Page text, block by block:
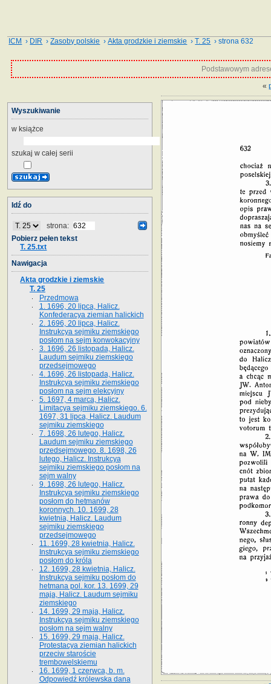
ICM › DIR ›Zasoby polskie ›Akta grodzkie i ziemskie ›T. 25 › strona 632
Podstawowym
«
Wyszukiwanie
w książce
szukaj w całej serii
Idź do
strona:
Pobierz pełen tekst
T. 25.txt
Nawigacja
Akta grodzkie i ziemskie
T. 25
Przedmowa
1. 1696, 20 lipca, Halicz.
Konfederacya ziemian halickich
2. 1696, 20 lipca, Halicz.
Instrukcya sejmiku ziemskiego
posłom na sejm konwokacyjny
3. 1696, 26 listopada, Halicz.
Laudum sejmiku ziemskiego
przedsejmowego
4. 1696, 26 listopada, Halicz.
Instrukcya sejmiku ziemskiego
posłom na sejm elekcyjny
5. 1697, 4 marca, Halicz.
Limitacya sejmiku ziemskiego. 6.
1697, 31 lipca, Halicz. Laudum
sejmiku ziemskiego
7. 1698, 26 lutego, Halicz.
Laudum sejmiku ziemskiego
przedsejmowego. 8. 1698, 26
lutego, Halicz. Instrukcya
sejmiku ziemskiego posłom na
sejm walny
9. 1698, 26 lutego, Halicz.
Instrukcya sejmiku ziemskiego
posłom do hetmanów
koronnych. 10. 1699, 28
kwietnia, Halicz. Laudum
sejmiku ziemskiego
przedsejmowego
11. 1699, 28 kwietnia, Halicz.
Instrukcya sejmiku ziemskiego
posłom do króla
12. 1699, 28 kwietnia, Halicz.
Instrukcya sejmiku posłom do
hetmana pol. kor. 13. 1699, 29
maja, Halicz. Laudum sejmiku
ziemskiego
14. 1699, 29 maja, Halicz.
Instrukcya sejmiku ziemskiego
posłom na sejm walny
15. 1699, 29 maja, Halicz.
Protestacya ziemian halickich
przeciw staroście
trembowelskiemu
16. 1699, 1 czerwca, b. m.
Odpowiedź królewska dana